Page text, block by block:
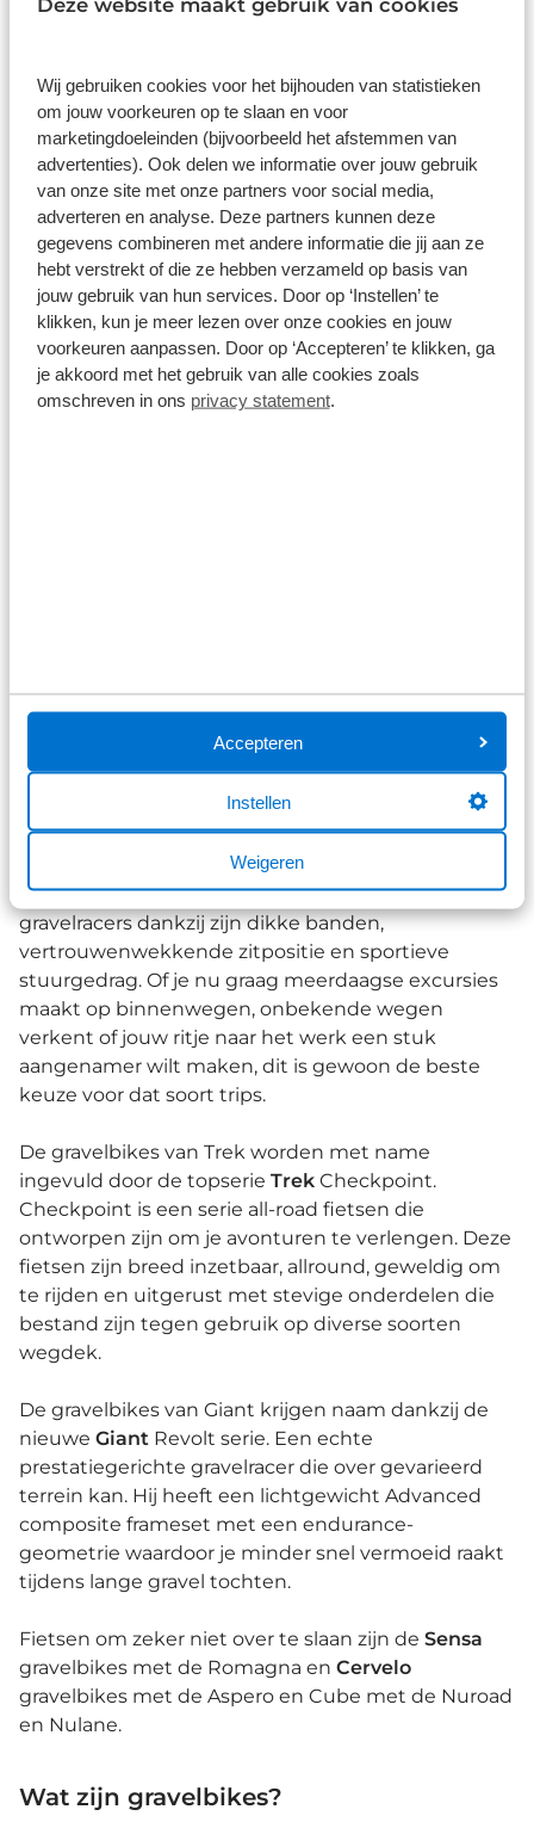
Wij gebruiken cookies voor het bijhouden van statistieken
om jouw voorkeuren op te slaan en voor
marketingdoeleinden (bijvoorbeeld het afstemmen van
advertenties). Ook delen we informatie over jouw gebruik
van onze site met onze partners voor social media,
adverteren en analyse. Deze partners kunnen deze
gegevens combineren met andere informatie die jij aan ze
hebt verstrekt of die ze hebben verzameld op basis van
jouw gebruik van hun services. Door op ‘Instellen’ te
klikken, kun je meer lezen over onze cookies en jouw
voorkeuren aanpassen. Door op ‘Accepteren’ te klikken, ga
je akkoord met het gebruik van alle cookies zoals
omschreven in ons privacy statement.
Accepteren
Instellen
Weigeren
1/17
2026
Carbon 1x12 versnellingen Shimano GRX 825 Di2
€ 8.299,00
Op voorraad
1/20
Giant Revolt Advanced Pro 0 2025
Carbon 2x12 versnellingen SRAM Force eTap AXS
De beste merken gravelbikes
Bij Broekhuis Fietsen vind je high-end gravelracer
merken.Cannondaleschittert al sinds het
ontstaan van de gravelbikes met de Topstone serie.
De gravelbike maakt korte metten met alle andere
gravelracers dankzij zijn dikke banden,
vertrouwenwekkende zitpositie en sportieve
stuurgedrag. Of je nu graag meerdaagse excursies
maakt op binnenwegen, onbekende wegen
verkent of jouw ritje naar het werk een stuk
aangenamer wilt maken, dit is gewoon de beste
keuze voor dat soort trips.
De gravelbikes van Trek worden met name
ingevuld door de topserie Trek Checkpoint.
Checkpoint is een serie all-road fietsen die
ontworpen zijn om je avonturen te verlengen. Deze
fietsen zijn breed inzetbaar, allround, geweldig om
te rijden en uitgerust met stevige onderdelen die
bestand zijn tegen gebruik op diverse soorten
wegdek.
De gravelbikes van Giant krijgen naam dankzij de
nieuwe Giant Revolt serie. Een echte
prestatiegerichte gravelracer die over gevarieerd
terrein kan. Hij heeft een lichtgewicht Advanced
composite frameset met een endurance-
geometrie waardoor je minder snel vermoeid raakt
tijdens lange gravel tochten.
Fietsen om zeker niet over te slaan zijn de Sensa
gravelbikes met de Romagna en Cervelo
gravelbikes met de Aspero en Cube met de Nuroad
en Nulane.
Wat zijn gravelbikes?